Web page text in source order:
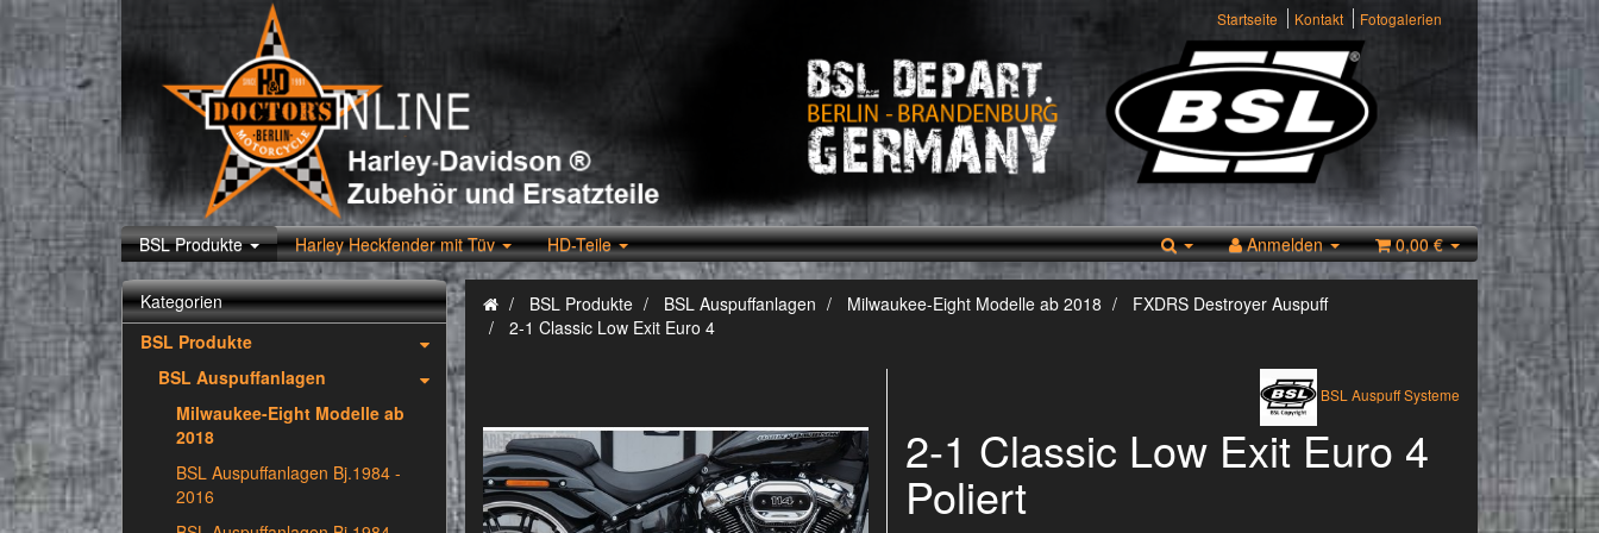
Startseite Kontakt Fotogalerien
BSL Produkte Harley Heckfender mit Tüv HD-Teile Anmelden 0,00 €
BSL Produkte BSL Auspuffanlagen Milwaukee-Eight Modelle ab 2018
FXDRS Destroyer Auspuff
2-1 Classic Low Exit Euro 4
BSL Auspuff Systeme
2-1 Classic Low Exit Euro 4
Poliert
Kategorien
BSL Produkte
BSL Auspuffanlagen
Milwaukee-Eight Modelle ab
2018
BSL Auspuffanlagen Bj.1984 -
2016